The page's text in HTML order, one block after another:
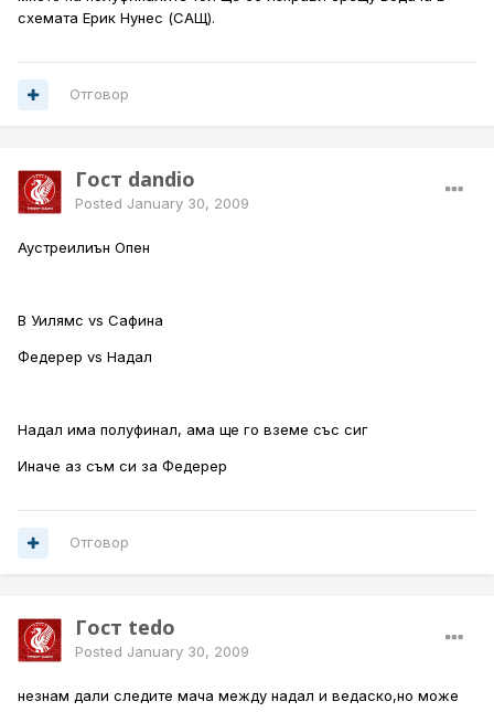
схемата Ерик Нунес (САЩ).
Отговор
Гост dandio
Posted January 30, 2009
Аустреилиън Опен
В Уилямс vs Сафина
Федерер vs Надал
Надал има полуфинал, ама ще го вземе със сиг
Иначе аз съм си за Федерер
Отговор
Гост tedo
Posted January 30, 2009
незнам дали следите мача между надал и ведаско,но може